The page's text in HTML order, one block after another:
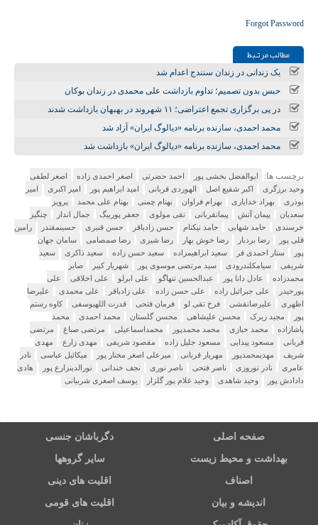
Forgot Password
مطالب مرتـبط
یک زندانی در زندان سنندج اعدام شد
حبس بدون تصمیم؛ تداوم بازداشت علی محمدی در زندان بوکان
در پی برگزاری تجمع اعتراضی؛ ۱۱ شهروند در بهبهان بازداشت شدند
محمد احمدی، سازنده برنامه «دیالوگ ایران» آزاد شد
محمد احمدی، سازنده برنامه «دیالوگ ایران» بازداشت شد
برچسب ها: ابوالفضل بخشی پور احمد حضرتی اصغر احمدی زاده
اصغر لطفی
وحید برزگری
اکبر شفیع اصل الهوردی قربانی امید ابراهیم پور امیر اکبری
امیر
بوذری
بهراد خدایاری بهرام فراوان بهنام چمنی بهنام علی محمد
پرویز
سعدیان
پیمان آتش پیمانقربانی تقی مولوی جعفر پوربیگ جمال انداز
چنگیز
خرسندی
حامد شهابی حامد نیکنام حسن زادباقر حسن قنبری حسینمقتدر
رامین
قلی پور
رضا بردبار رضا خوش بهار رضا شیری رضا صمصامی
سامان جهان
پور
ستار احمدی فر سعید ابراهیمزاده سعید حسن زاده سعید ذاکری
سعید
شریفی
سیامکلندرودی سید مرتضی موسوی پور شهریار کبیر
صابر
محمدزاده
عادل دانا پور عبدالحسین تنهاگو علی ابرلو علی اخلاقی
علی
پورحیدر
علی جبرائیل زاده علی حسن زاده علی زادباقر علی محمدی
علیرضا
اظهری
علیرضانقشی فرخ تقی لو فرمان فتحی قدرت اللهیوسفی
کاوه رستم
پور
مجید زیرک محسن علیشاهی محسن گلستان محمد احمدی
محمد
پاشازاده
محمد خبازی محمد محمدپور محمداسماعیلی مرتضی صباغ
مرتضی
قربانی
مسعود پیدایی مسعود جلیل زاده مقصود شریفی مهدی زارع
مهدی
شریف
مهدیمحمدپور مهریار قربانی میرعلی اصغر مختار پور میکائیل عباسی
نادر
عامری
نادر نوروزی ناصر فتحی ناصر نوری نجف خندانی نورالدینزارع پور
هادی
دادادش پور
وحید شاهدی وحید غلام پور گلزار یوسف اصغری شربیانی
صفحه اصلی دگرباشان جنسی
بهداشت و محیط زیست سایر گروهها
اصناف اقلیت های دینی
اندیشه و بیان اقلیت های قومی